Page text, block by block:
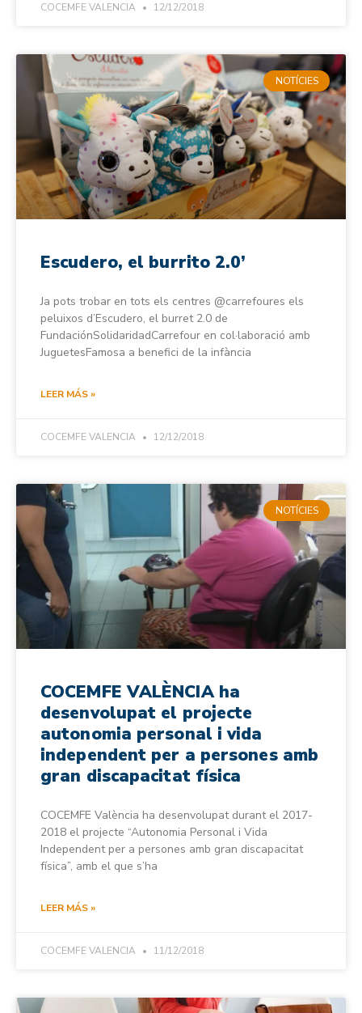
COCEMFE VALENCIA 12/12/2018
NOTÍCIES
Escudero, el burrito 2.0’
Ja pots trobar en tots els centres @carrefoures els
peluixos d’Escudero, el burret 2.0 de
FundaciónSolidaridadCarrefour en col·laboració amb
JuguetesFamosa a benefici de la infància
LEER MÁS »
COCEMFE VALENCIA 12/12/2018
NOTÍCIES
COCEMFE VALÈNCIA ha
desenvolupat el projecte
autonomia personal i vida
independent per a persones amb
gran discapacitat física
COCEMFE València ha desenvolupat durant el 2017-
2018 el projecte “Autonomia Personal i Vida
Independent per a persones amb gran discapacitat
física”, amb el que s’ha
LEER MÁS »
COCEMFE VALENCIA 11/12/2018